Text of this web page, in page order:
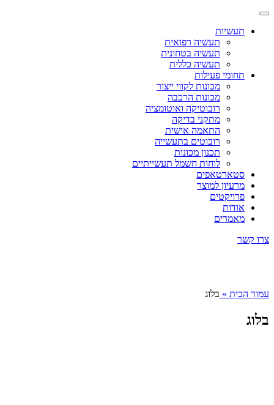
תעשיות
תעשיה רפואית
תעשיה בטחונית
תעשיה כללית
תחומי פעילות
מכונות לקווי ייצור
מכונות הרכבה
רובוטיקה ואוטומציה
מתקני בדיקה
התאמה אישית
רובוטים בתעשייה
תכנון מכונות
לוחות חשמל תעשייתיים
סטארטאפים
מרעיון למוצר
פרויקטים
אודות
מאמרים
צרו קשר
עמוד הבית » בלוג
בלוג